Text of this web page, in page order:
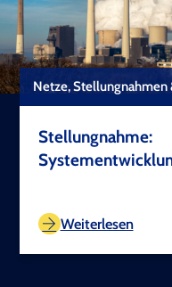
Netze, Stellungnahmen
Stellungnahme:
Weiterlesen